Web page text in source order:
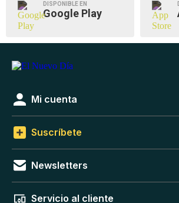
DISPONIBLE EN
Google Play
Mi cuenta
Suscríbete
Newsletters
Servicio al cliente